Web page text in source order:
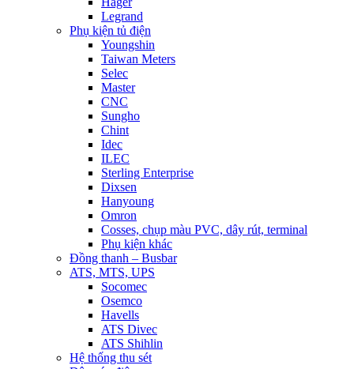
Legrand
Phụ kiện tủ điện
Youngshin
Taiwan Meters
Selec
Master
CNC
Sungho
Chint
Idec
ILEC
Sterling Enterprise
Dixsen
Hanyoung
Omron
Cosses, chụp màu PVC, dây rút, terminal
Phụ kiện khác
Đồng thanh – Busbar
ATS, MTS, UPS
Socomec
Osemco
Havells
ATS Divec
ATS Shihlin
Hệ thống thu sét